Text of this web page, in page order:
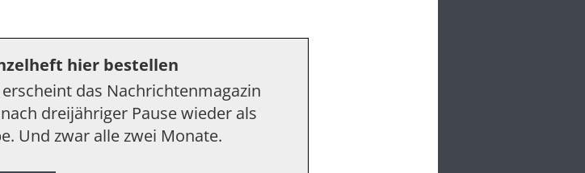
hier bestellen
erscheint das Nachrichtenmagazin
dreijähriger Pause wieder als
Und zwar alle zwei Monate.